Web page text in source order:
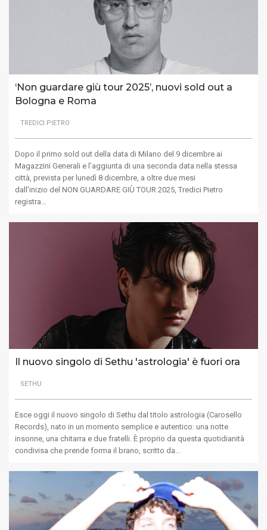
‘Non guardare giù tour 2025’, nuovi sold out a
Bologna e Roma
TREDICI PIETRO
Dopo il primo sold out della data di Milano del 9 dicembre ai
Magazzini Generali e l’aggiunta di una seconda data nella stessa
città, prevista per lunedì 8 dicembre, a oltre due mesi
dall’inizio del NON GUARDARE GIÙ TOUR 2025, Tredici Pietro
registra…
Il nuovo singolo di Sethu 'astrologia' è fuori ora
SETHU
Esce oggi il nuovo singolo di Sethu dal titolo astrologia (Carosello
Records), nato in un momento semplice e autentico: una notte
insonne, una chitarra e due fratelli. È proprio da questa quotidianità
condivisa che prende forma il brano, scritto da…